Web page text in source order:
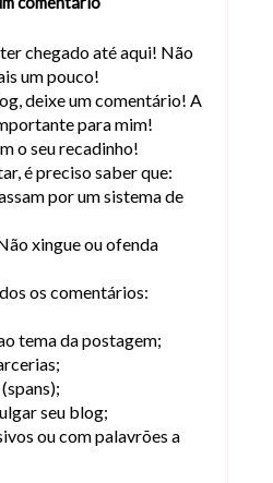
chegado até aqui! Não
um pouco!
deixe um comentário! A
para mim!
o seu recadinho!
é preciso saber que:
por um sistema de
xingue ou ofenda
os comentários:
tema da postagem;
seu blog;
ou com palavrões a